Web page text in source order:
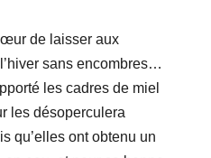
de laisser aux
sans encombres…
les cadres de miel
les désoperculera
qu’elles ont obtenu un